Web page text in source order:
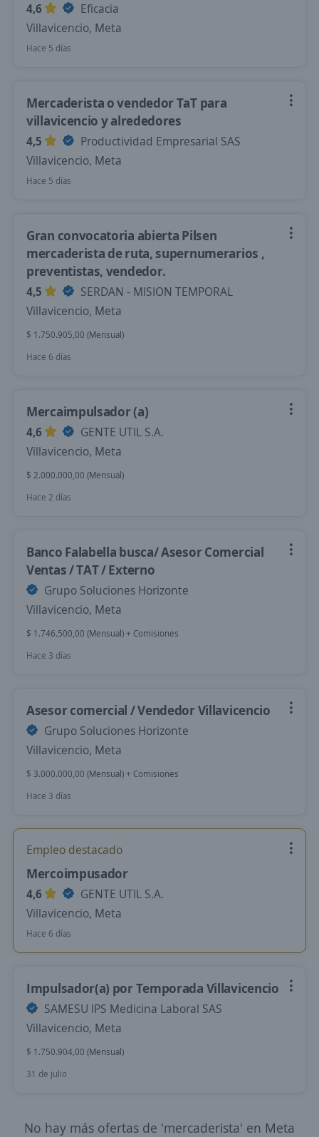
4,6
Eficacia
Villavicencio, Meta
Hace 5 días
Mercaderista o vendedor TaT para
villavicencio y alrededores
4,5
Productividad Empresarial SAS
Villavicencio, Meta
Hace 5 días
Gran convocatoria abierta Pilsen
mercaderista de ruta, supernumerarios ,
preventistas, vendedor.
4,5
SERDAN - MISION TEMPORAL
Villavicencio, Meta
$ 1.750.905,00 (Mensual)
Hace 6 días
Mercaimpulsador (a)
4,6
GENTE UTIL S.A.
Villavicencio, Meta
$ 2.000.000,00 (Mensual)
Hace 2 días
Banco Falabella busca/ Asesor Comercial
Ventas / TAT / Externo
Grupo Soluciones Horizonte
Villavicencio, Meta
$ 1.746.500,00 (Mensual) + Comisiones
Hace 3 días
Asesor comercial / Vendedor Villavicencio
Grupo Soluciones Horizonte
Villavicencio, Meta
$ 3.000.000,00 (Mensual) + Comisiones
Hace 3 días
Empleo destacado
Mercoimpusador
4,6
GENTE UTIL S.A.
Villavicencio, Meta
Hace 6 días
Impulsador(a) por Temporada Villavicencio
SAMESU IPS Medicina Laboral SAS
Villavicencio, Meta
$ 1.750.904,00 (Mensual)
31 de julio
No hay más ofertas de 'mercaderista' en Meta